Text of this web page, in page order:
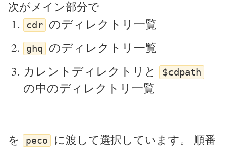
次がメイン部分で
cdr のディレクトリ一覧
ghq
のディレクトリ一覧
カレントディレクトリと
$cdpath
の中のディレクトリ一覧
を peco に渡して選択しています。 順番